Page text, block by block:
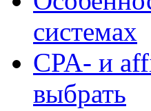
системах
CPA- и
выбрать